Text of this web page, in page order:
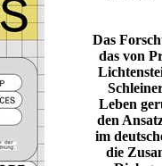
Das
das von
Leben
den
im
die